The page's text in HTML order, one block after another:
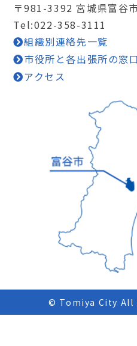
〒981-3392 宮城県富谷
Tel:022-358-3111
組織別連絡先一覧
市役所と各出張所の窓
アクセス
© Tomiya City All